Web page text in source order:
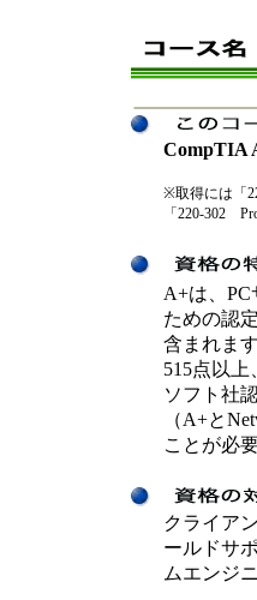
CompTIA
※取得には「
「220-302
A+は、
ための認
含まれま
515点以上
ソフト社
（A+と
ことが必
クライア
ールドサ
ムエンジ